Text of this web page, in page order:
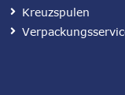
Kreuzspulen